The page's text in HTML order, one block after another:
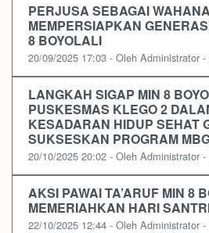
PERJUSA SEBAGAI WAHANA
MEMPERSIAPKAN
8 BOYOLALI
20/09/2025 17:03 - Oleh Administrator
LANGKAH SIGAP MIN 8
PUSKESMAS KLEGO 2
KESADARAN HIDUP SEHAT
SUKSESKAN PROGRAM
20/10/2025 20:02 - Oleh Administrator
AKSI PAWAI TA’ARUF MIN 8
MEMERIAHKAN HARI
22/10/2025 12:44 - Oleh Administrator